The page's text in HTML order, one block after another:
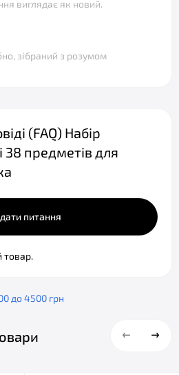
виглядає як новий.
зібраний з розумом
(FAQ) Набір
38 предметів для
питання
товар.
до 4500 грн